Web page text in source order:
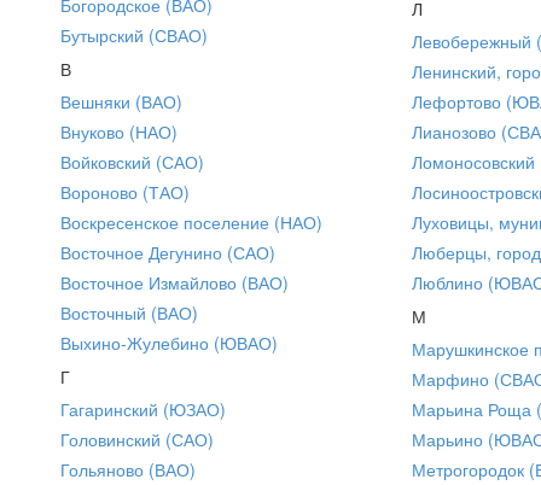
Бутырский (СВАО)
В
Вешняки (ВАО)
Внуково (НАО)
Войковский (САО)
Вороново (ТАО)
Воскресенское поселение (НАО)
Восточное Дегунино (САО)
Восточное Измайлово (ВАО)
Восточный (ВАО)
Выхино-Жулебино (ЮВАО)
Г
Гагаринский (ЮЗАО)
Головинский (САО)
Гольяново (ВАО)
Л
Ленинский,
Лефортово
Лианозово
Луховицы,
Люберцы,
Люблино
М
Марушкинское
Марфино
Марьина Роща
Марьино
Метрогородок